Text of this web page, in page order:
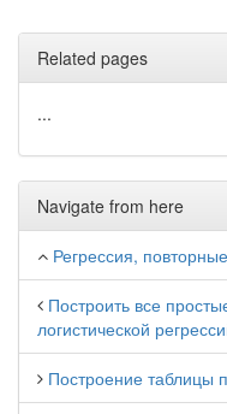
Related pages
...
Navigate from here
Регрессия,
Построить все
логистической
Построение таблицы